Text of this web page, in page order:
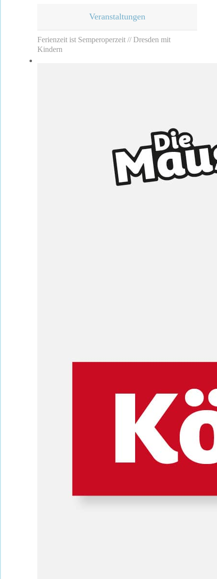
Veranstaltungen
Ferienzeit ist Semperoperzeit // Dresden mit
Kindern